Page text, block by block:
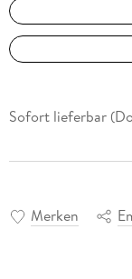
Sofort lieferbar
Merken